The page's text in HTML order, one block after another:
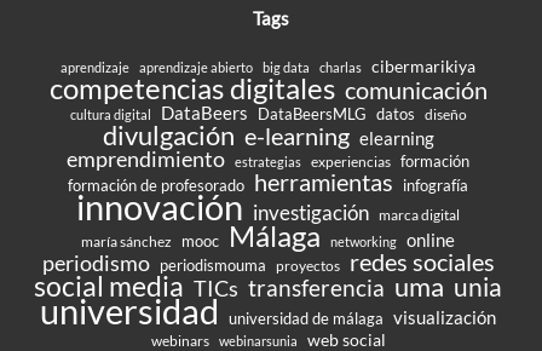
Tags
aprendizaje aprendizaje abierto big data charlas cibermarikiya
competencias digitales comunicación
cultura digital DataBeers DataBeersMLG datos diseño
divulgación e-learning elearning
emprendimiento estrategias experiencias formación
formación de profesorado herramientas infografía
innovación investigación marca digital
maría sánchez
mooc Málaga networking online
periodismo periodismouma proyectos redes sociales
social media TICs transferencia uma unia
universidad universidad de málaga visualización
webinars webinarsunia web social